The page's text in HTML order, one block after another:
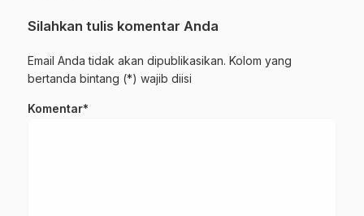
Silahkan tulis komentar Anda
Email Anda tidak akan dipublikasikan. Kolom yang
bertanda bintang (*) wajib diisi
Komentar*